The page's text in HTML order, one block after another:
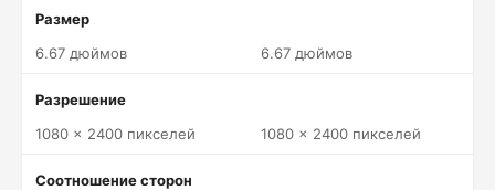
Размер
6.67 дюймов
6.67 дюймов
Разрешение
1080 x 2400 пикселей
1080 x 2400 пикселей
Соотношение сторон